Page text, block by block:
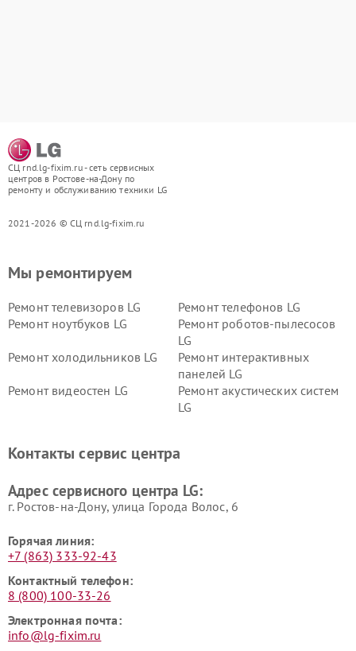
СЦ rnd.lg-fixim.ru - сеть сервисных
центров в Ростове-на-Дону по
ремонту и обслуживанию техники LG
2021-2026 © СЦ rnd.lg-fixim.ru
Мы ремонтируем
Ремонт телевизоров LG
Ремонт телефонов LG
Ремонт ноутбуков LG
Ремонт роботов-пылесосов
LG
Ремонт холодильников LG
Ремонт интерактивных
панелей LG
Ремонт видеостен LG
Ремонт акустических систем
LG
Ремонт морозильных камер
Ремонт вертикальных
Контакты сервис центра
Адрес сервисного центра LG:
г. Ростов-на-Дону, улица Города Волос, 6
Горячая линия:
+7 (863) 333-92-43
Контактный телефон:
8 (800) 100-33-26
Электронная почта:
info@lg-fixim.ru